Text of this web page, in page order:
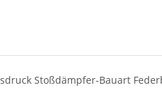
Stoßdämpfer-Bauart